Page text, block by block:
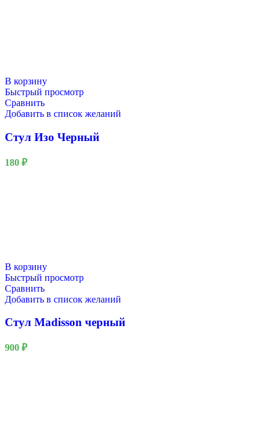
В корзину
Быстрый просмотр
Сравнить
Добавить в список желаний
Стул Изо Черный
180 ₽
В корзину
Быстрый просмотр
Сравнить
Добавить в список желаний
Стул Madisson черный
900 ₽